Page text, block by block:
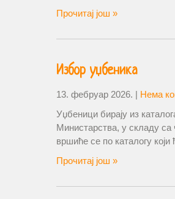
Прочитај још »
Избор уџбеника
13. фебруар 2026. | Нема
Уџбеници бирају из
Министарства, у складу
вршиће се по каталогу
Прочитај још »